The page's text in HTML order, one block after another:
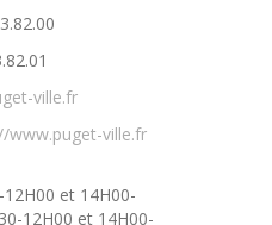
ville.fr
www.puget-ville.fr
12H00 et 14H00-
12H00 et 14H00-